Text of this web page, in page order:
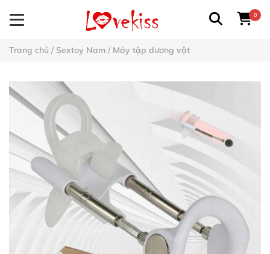
0
Trang chủ / Sextoy Nam / Máy tập dương vật